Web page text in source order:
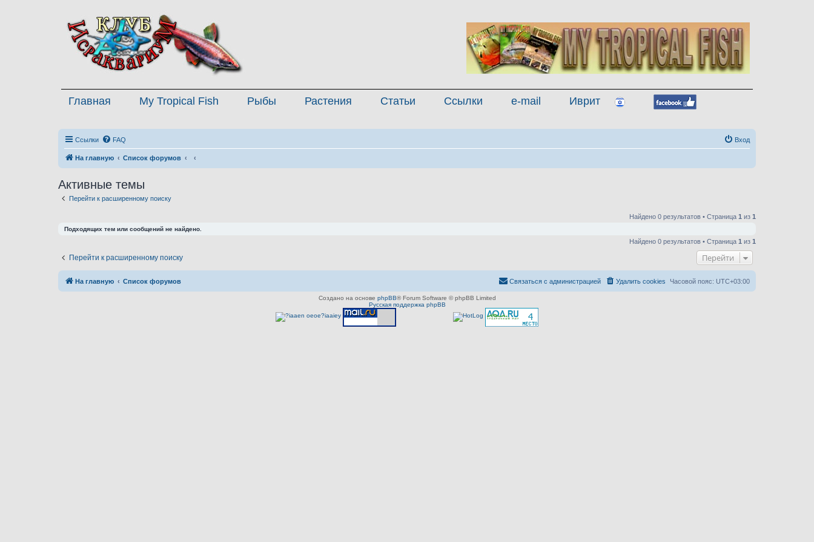
Главная My Tropical Fish Рыбы Растения Статьи Ссылки e-mail Иврит
Ссылки FAQ Вход
На главную Список форумов
Активные темы
Перейти к расширенному поиску
Найдено 0 результатов • Страница 1 из 1
Подходящих тем или сообщений не найдено.
Найдено 0 результатов • Страница 1 из 1
Перейти к расширенному поиску Перейти
На главную Список форумов Часовой пояс: UTC+03:00
Удалить cookies
Связаться с администрацией
Создано на основе phpBB® Forum Software © phpBB Limited
Русская поддержка phpBB